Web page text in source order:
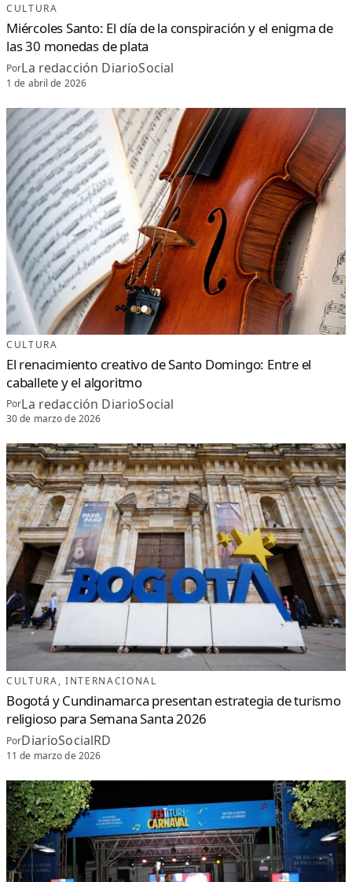
CULTURA
Miércoles Santo: El día de la conspiración y el enigma de
las 30 monedas de plata
PorLa redacción DiarioSocial
1 de abril de 2026
CULTURA
El renacimiento creativo de Santo Domingo: Entre el
caballete y el algoritmo
PorLa redacción DiarioSocial
30 de marzo de 2026
CULTURA, INTERNACIONAL
Bogotá y Cundinamarca presentan estrategia de turismo
religioso para Semana Santa 2026
PorDiarioSocialRD
11 de marzo de 2026